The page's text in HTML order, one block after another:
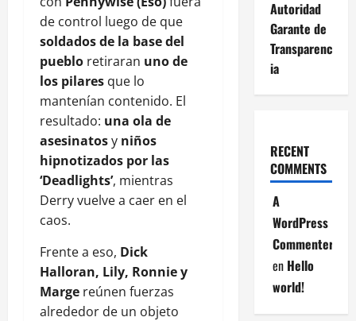
de control luego de que
soldados de la base del
pueblo retiraran uno de
los pilares que lo
mantenían contenido. El
resultado: una ola de
asesinatosy niños
hipnotizados por las
‘Deadlights’, mientras
Derry vuelve a caer en el
caos.
Frente a eso, Dick
Halloran, Lily, Ronnie y
Marge reúnen fuerzas
alrededor de un objeto
Autoridad
Garante de
Transparenc
ia
RECENT
COMMENTS
A
WordPress
Commenter
en Hello
world!